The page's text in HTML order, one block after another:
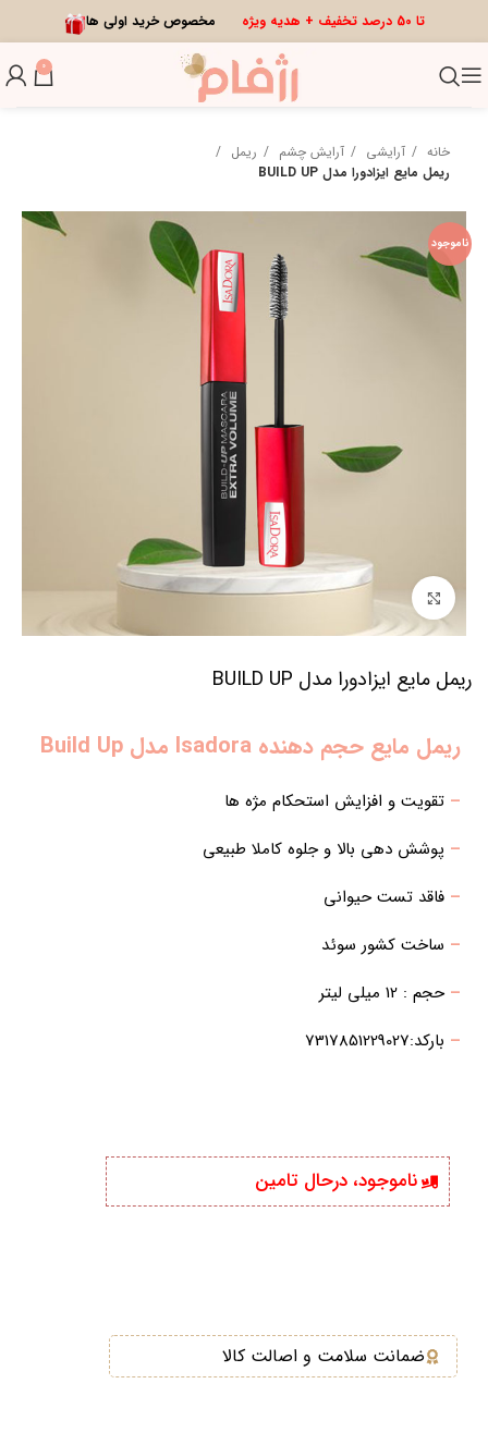
تا 50 درصد تخفیف + هدیه ویژه مخصوص خرید اولی ها
0
خانه آرایشی آرایش چشم
ریمل
ریمل مایع ایزادورا مدل BUILD UP
ناموجود
برای بزرگنمایی کلیک کنید
ریمل مایع ایزادورا مدل BUILD UP
ریمل مایع حجم دهنده Isadora مدل Build Up
– تقویت و افزایش استحکام مژه ها
– پوشش دهی بالا و جلوه کاملا طبیعی
– فاقد تست حیوانی
– ساخت کشور سوئد
– حجم : 12 میلی لیتر
– بارکد:7317851229027
ناموجود، درحال تامین
ضمانت سلامت و اصالت کالا